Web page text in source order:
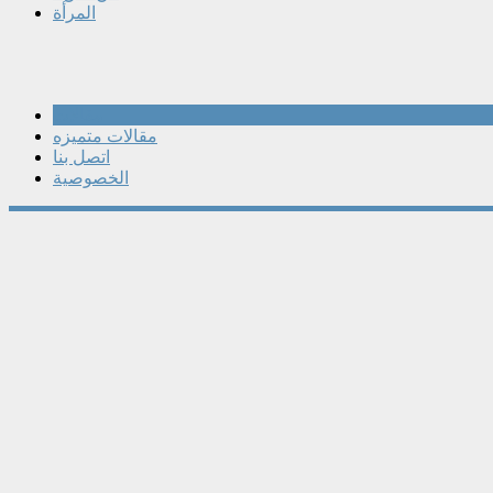
المرأة
مقالات متميزه
اتصل بنا
الخصوصية